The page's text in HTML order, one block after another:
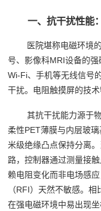
一、抗干扰性能
医院堪称电磁环境
号、影像科MRI设备的
Wi-Fi、手机等无线信号
干扰。电阻触摸屏的技
其抗干扰能力源于
柔性PET薄膜与内层玻
米级绝缘凸点保持分离
路，控制器通过测量接
赖电阻变化而非电场感
（RFI）天然不敏感。
在强电磁环境中易出现